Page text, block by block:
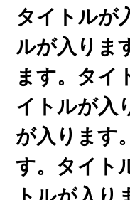
タイトルが
ルが入りま
ます。タイ
イトルが入
が入ります
す。タイト